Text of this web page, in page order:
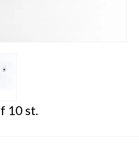
10 st.